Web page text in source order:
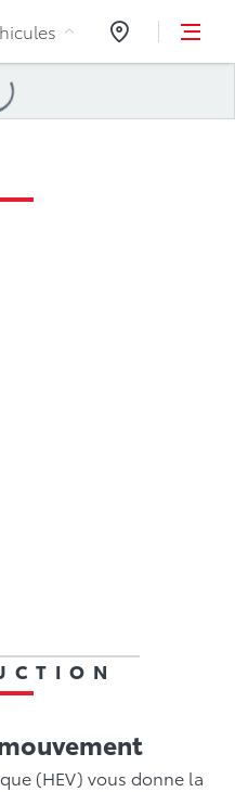
(HEV) vous donne la